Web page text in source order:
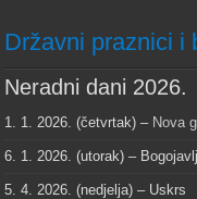
Državni praznici i
Neradni dani 2026.
1. 1. 2026. (četvrtak) – Nova
6. 1. 2026. (utorak) –
5. 4. 2026. (nedjelja) – Uskrs